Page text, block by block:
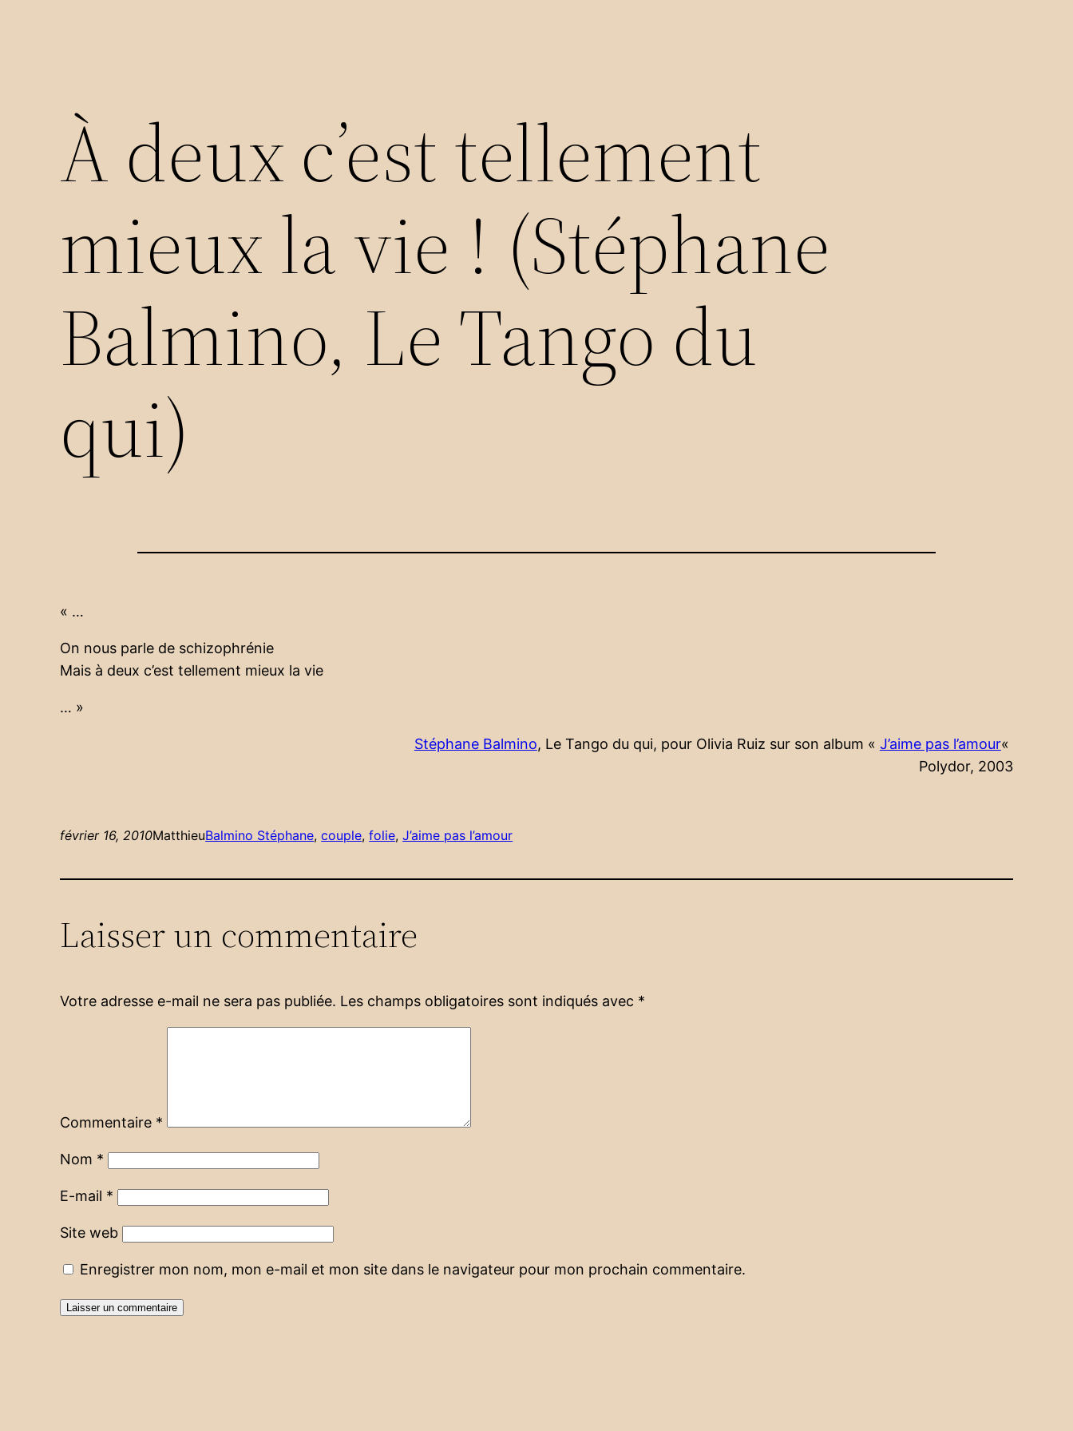
À deux c’est tellement
mieux la vie ! (Stéphane
Balmino, Le Tango du
qui)
« …
On nous parle de schizophrénie
Mais à deux c’est tellement mieux la vie
… »
Stéphane Balmino, Le Tango du qui, pour Olivia Ruiz sur son album « J’aime pas l’amour«
Polydor, 2003
février 16, 2010MatthieuBalmino Stéphane, couple, folie, J’aime pas l’amour
Laisser un commentaire
Votre adresse e-mail ne sera pas publiée. Les champs obligatoires sont indiqués avec *
Commentaire *
Nom *
E-mail *
Site web
Enregistrer mon nom, mon e-mail et mon site dans le navigateur pour mon prochain commentaire.